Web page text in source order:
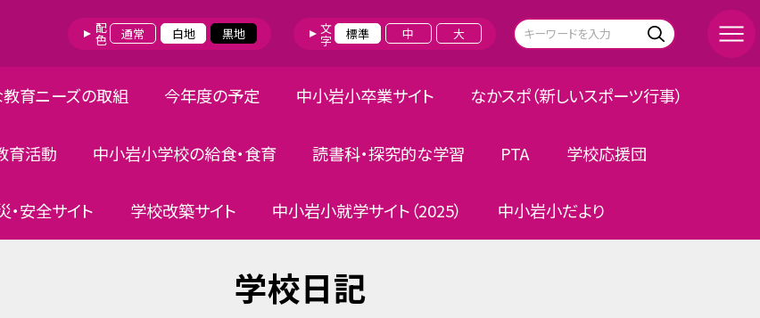
配色 通常 白地 黒地 文字 標準 中 大
育ニーズの取組 今年度の予定 中小岩小卒業サイト なかスポ（新しいスポーツ行事）
育活動 中小岩小学校の給食・食育 読書科・探究的な学習 PTA 学校応援団
・安全サイト 学校改築サイト 中小岩小就学サイト（2025） 中小岩小だより
学校日記